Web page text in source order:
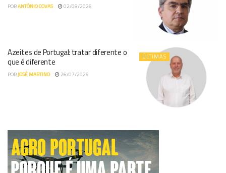
PORANTÓNIO COVAS 02/08/2026
ÚLTIMAS
Azeites de Portugal: tratar diferente o
que é diferente
PORJOSÉ MARTINO 26/07/2026